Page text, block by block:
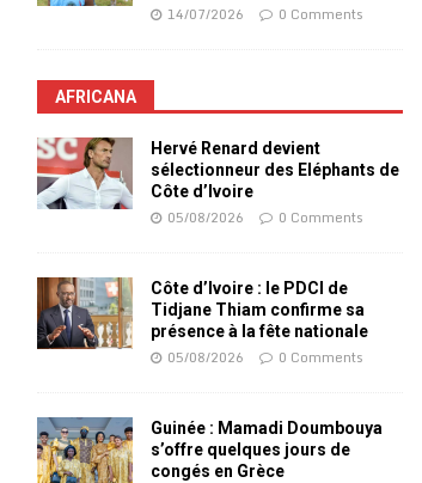
14/07/2026 0 Comments
AFRICANA
Hervé Renard devient
sélectionneur des Eléphants de
Côte d’Ivoire
05/08/2026 0 Comments
Côte d’Ivoire : le PDCI de
Tidjane Thiam confirme sa
présence à la fête nationale
05/08/2026 0 Comments
Guinée : Mamadi Doumbouya
s’offre quelques jours de
congés en Grèce